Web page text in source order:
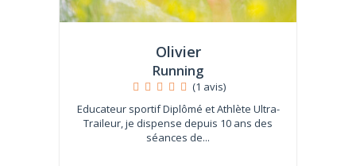
Olivier
Running
(1 avis)
Educateur sportif Diplômé et Athlète Ultra-
Traileur, je dispense depuis 10 ans des
séances de...